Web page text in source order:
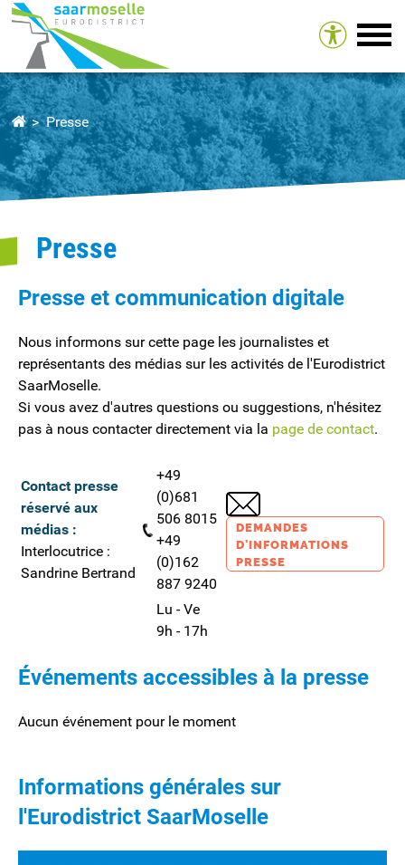
Presse
Presse
Presse et communication digitale
Nous informons sur cette page les journalistes et
représentants des médias sur les activités de l'Eurodistrict
SaarMoselle.
Si vous avez d'autres questions ou suggestions, n'hésitez
pas à nous contacter directement via la page de contact.
Contact presse
réservé aux
médias :
Interlocutrice :
Sandrine Bertrand
+49
(0)681
506 8015
+49
(0)162
887 9240
DEMANDES
D'INFORMATIONS
PRESSE
Lu - Ve
9h - 17h
Événements accessibles à la presse
Aucun événement pour le moment
Informations générales sur
l'Eurodistrict SaarMoselle